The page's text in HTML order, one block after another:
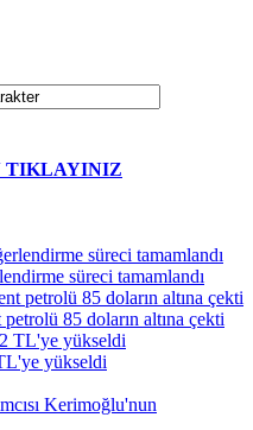
TIKLAYINIZ
süreci tamamlandı
85 doların altına çekti
yükseldi